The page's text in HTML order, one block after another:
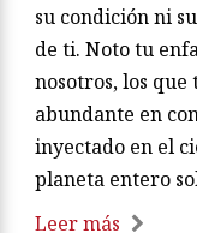
su condición ni
de ti. Noto tu
nosotros, los
abundante en
inyectado en el
planeta entero
Leer más